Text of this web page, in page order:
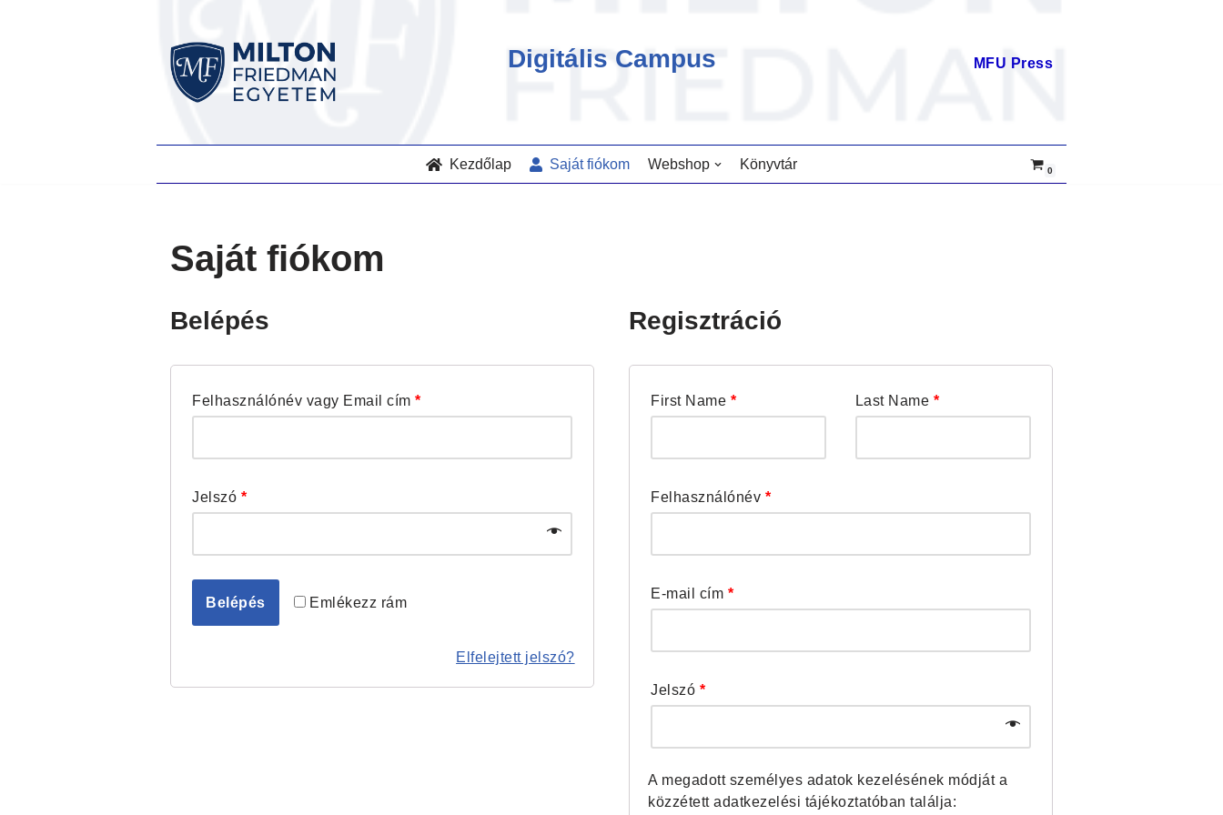
Digitális Campus MFU Press
Kezdőlap Saját fiókom Webshop Könyvtár 0
Saját fiókom
Belépés
Felhasználónév vagy Email cím *
Jelszó *
Emlékezz rám
Belépés
Elfelejtett jelszó?
Regisztráció
First Name * Last Name *
Felhasználónév *
E-mail cím *
Jelszó *
A megadott személyes adatok kezelésének módját a
közzétett adatkezelési tájékoztatóban találja: